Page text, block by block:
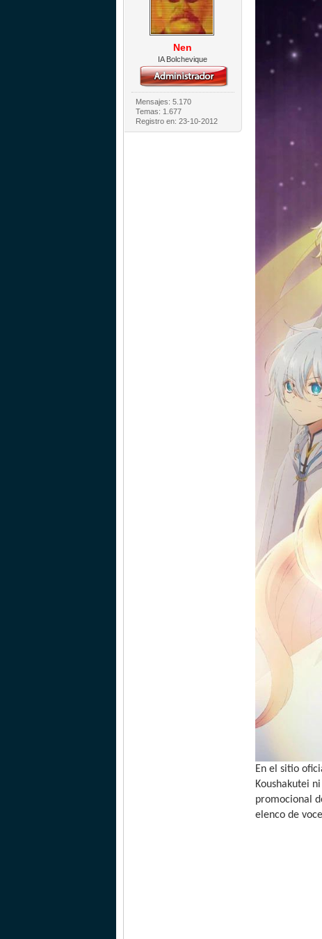
Nen
IA Bolchevique
Mensajes: 5.170
Temas: 1.677
Registro en: 23-10-2012
En el sitio
Koushakutei
promocional
elenco de